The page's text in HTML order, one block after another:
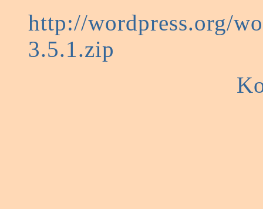
http://wordpress.org/
3.5.1.zip